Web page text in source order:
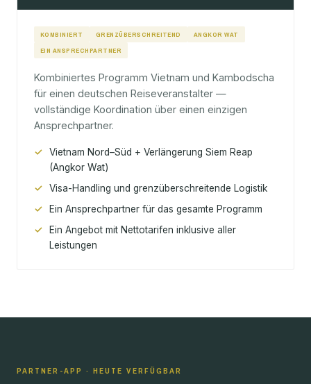
KOMBINIERT GRENZÜBERSCHREITEND
ANGKOR WAT
EIN ANSPRECHPARTNER
Kombiniertes Programm Vietnam und Kambodscha
für einen deutschen Reiseveranstalter —
vollständige Koordination über einen einzigen
Ansprechpartner.
Vietnam Nord–Süd + Verlängerung Siem Reap
(Angkor Wat)
Visa-Handling und grenzüberschreitende Logistik
Ein Ansprechpartner für das gesamte Programm
Ein Angebot mit Nettotarifen inklusive aller
Leistungen
PARTNER-APP · HEUTE VERFÜGBAR